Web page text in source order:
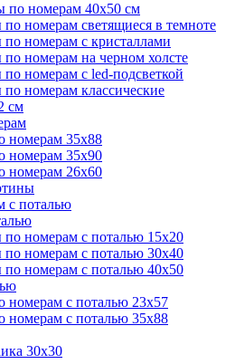
по номерам 40х50 см
номерам светящиеся в темноте
номерам с кристаллами
номерам на черном холсте
номерам с led-подсветкой
номерам классические
см
номерам 35х88
номерам 35х90
номерам 26х60
с поталью
номерам с поталью 15х20
номерам с поталью 30х40
номерам с поталью 40х50
номерам с поталью 23х57
номерам с поталью 35х88
30х30